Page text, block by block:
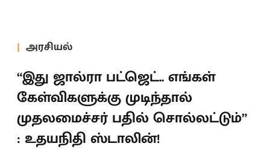
அரசியல்
“இது ஜால்ரா பட்ஜெட்.. எங்கள்
கேள்விகளுக்கு முடிந்தால்
முதலமைச்சர் பதில் சொல்லட்டும்”
: உதயநிதி ஸ்டாலின்!